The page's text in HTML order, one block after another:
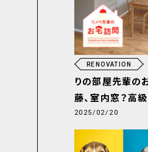
RENOVATION
りの部屋先輩の
藤、室内窓？高級
2025/02/20